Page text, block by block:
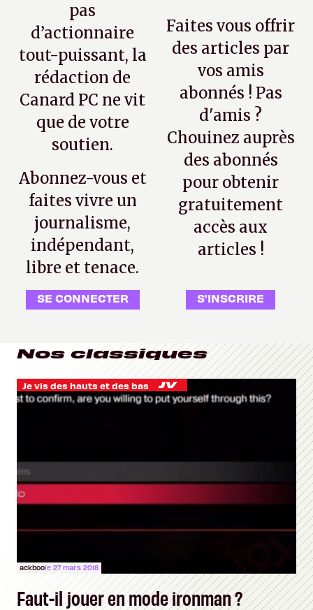
pas
d’actionnaire
tout-puissant, la
rédaction de
Canard PC ne vit
que de votre
soutien.
Abonnez-vous et
faites vivre un
journalisme,
indépendant,
libre et tenace.
SE CONNECTER
Faites vous offrir
des articles par
vos amis
abonnés ! Pas
d'amis ?
Chouinez auprès
des abonnés
pour obtenir
gratuitement
accès aux
articles !
S'INSCRIRE
Nos classiques
Je vis des hauts et des bas
ackboole 27 mars 2018
Faut-il jouer en mode ironman ?